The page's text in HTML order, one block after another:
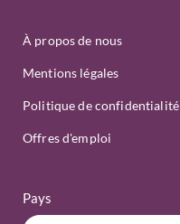
À propos de nous
Mentions légales
Politique de confidentialité
Offres d'emploi
Pays